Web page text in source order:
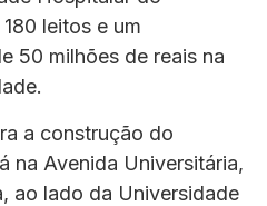
leitos e um
50 milhões de reais na
a construção do
na Avenida Universitária,
ao lado da Universidade